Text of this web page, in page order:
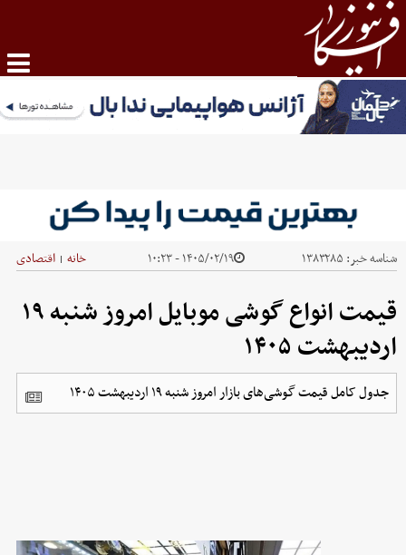
شناسه خبر: ۱۳۸۳۲۸۵ ۱۴۰۵/۰۲/۱۹ - ۱۰:۲۳ خانه | اقتصادی
قیمت انواع گوشی موبایل‌ امروز شنبه ۱۹
اردیبهشت ۱۴۰۵
جدول کامل قیمت گوشی‌های بازار امروز شنبه ۱۹ اردیبهشت ۱۴۰۵